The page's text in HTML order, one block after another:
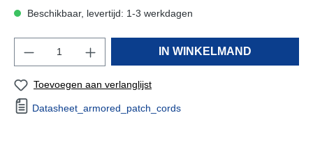
Beschikbaar, levertijd: 1-3 werkdagen
IN WINKELMAND
Toevoegen aan verlanglijst
Datasheet_armored_patch_cords